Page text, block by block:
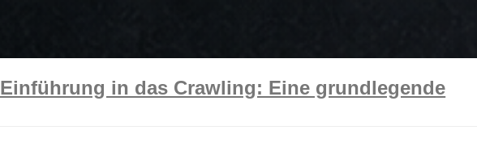
Einführung in das Crawling: Eine grundlegende